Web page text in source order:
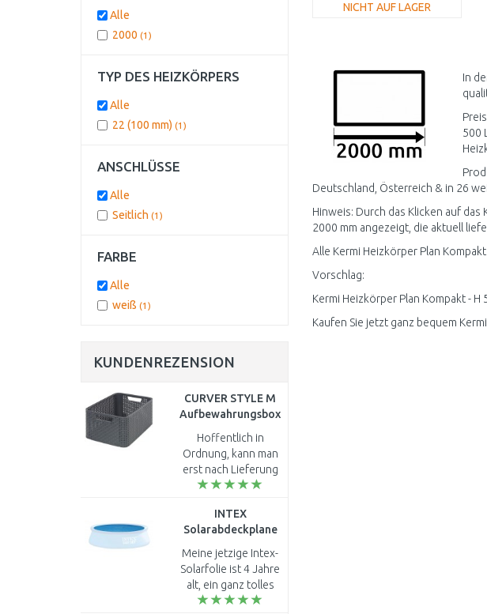
NICHT AUF LAGER
Vergleichen
In
500
Deutschland, Österreich & in 26
Hinweis: Durch das Klicken auf das
2000 mm angezeigt, die aktuell
Alle Kermi Heizkörper Plan
Vorschlag:
Kermi Heizkörper Plan Kompakt -
Kaufen Sie jetzt ganz bequem
Alle
2000 (1)
TYP DES HEIZKÖRPERS
Alle
22 (100 mm) (1)
ANSCHLÜSSE
Alle
Seitlich (1)
FARBE
Alle
weiß (1)
KUNDENREZENSION
CURVER STYLE M
Aufbewahrungsbox
38,6 x 17 x 28,7 cm
dunkelgrau 03615-
308
Hoffentlich in
Ordnung, kann man
erst nach Lieferung
sagen...
INTEX
Solarabdeckplane
28015
Meine jetzige Intex-
Solarfolie ist 4 Jahre
alt, ein ganz tolles
Produkt. Leider